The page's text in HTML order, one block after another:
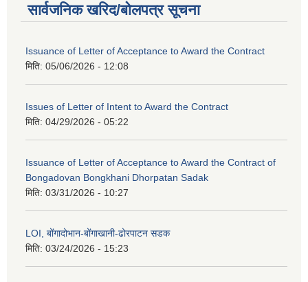
सार्वजनिक खरिद/बोलपत्र सूचना
Issuance of Letter of Acceptance to Award the Contract
मिति: 05/06/2026 - 12:08
Issues of Letter of Intent to Award the Contract
मिति: 04/29/2026 - 05:22
Issuance of Letter of Acceptance to Award the Contract of
Bongadovan Bongkhani Dhorpatan Sadak
मिति: 03/31/2026 - 10:27
LOI, बोंगादोभान-बोंगाखानी-ढोरपाटन सडक
मिति: 03/24/2026 - 15:23